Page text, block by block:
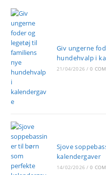
Giv ungerne
hundehvalp i
21/04/2026 / 0
Sjove
kalendergaver
14/02/2026 / 0